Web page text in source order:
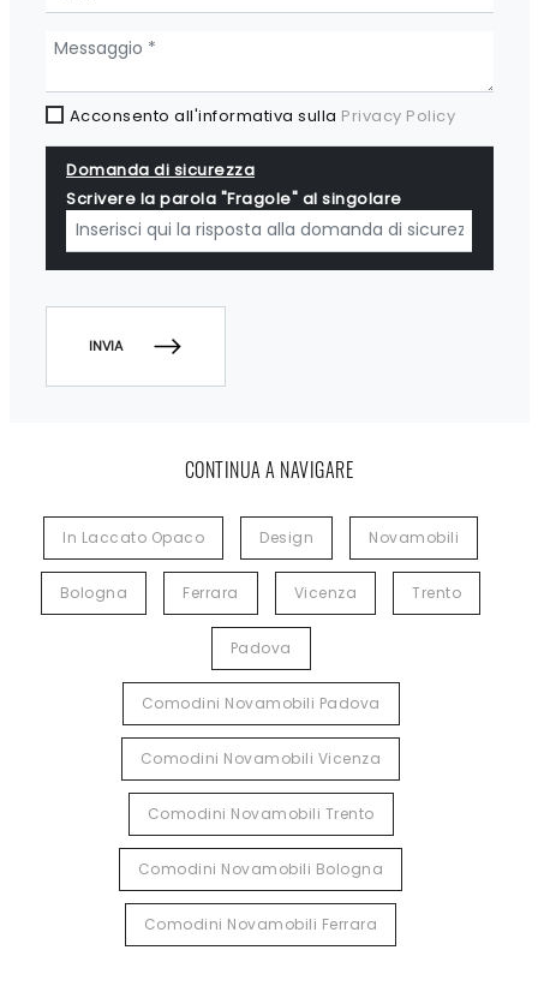
CONTINUA A NAVIGARE
In Laccato Opaco Design Novamobili
Bologna Ferrara Vicenza Trento
Padova
Comodini Novamobili Padova
Comodini Novamobili Vicenza
Comodini Novamobili Trento
Comodini Novamobili Bologna
Comodini Novamobili Ferrara
Acconsento all'informativa sulla Privacy Policy
Domanda di sicurezza
Scrivere la parola "Fragole" al singolare
INVIA